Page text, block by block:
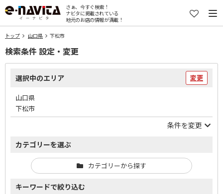
さぁ、今すぐ検索！
ナビタに掲載されている
地元のお店の情報が満載！
トップ 山口県 下松市
検索条件 設定・変更
選択中のエリア 変更
山口県
下松市
条件を変更
カテゴリーを選ぶ
カテゴリーから探す
キーワードで絞り込む